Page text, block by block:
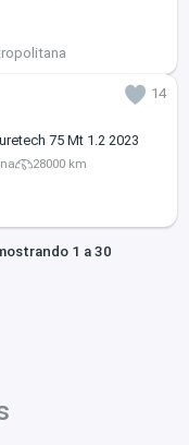
14
75 Mt 1.2 2023
28000 km
1 a 30